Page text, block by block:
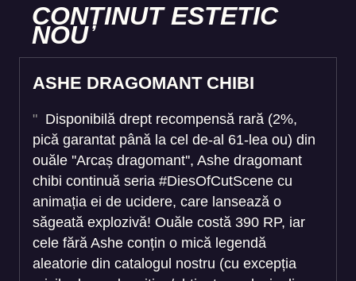
CONȚINUT ESTETIC
NOU
ASHE DRAGOMANT CHIBI
Disponibilă drept recompensă rară (2%,
pică garantat până la cel de-al 61-lea ou) din
ouăle ''Arcaș dragomant'', Ashe dragomant
chibi continuă seria #DiesOfCutScene cu
animația ei de ucidere, care lansează o
săgeată explozivă! Ouăle costă 390 RP, iar
cele fără Ashe conțin o mică legendă
aleatorie din catalogul nostru (cu excepția